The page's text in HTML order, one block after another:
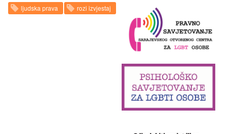
ljudska prava rozi izvjestaj